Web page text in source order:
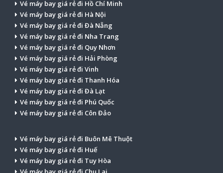
Vé máy bay giá rẻ đi Hồ Chí Minh
Vé máy bay giá rẻ đi Hà Nội
Vé máy bay giá rẻ đi Đà Nẵng
Vé máy bay giá rẻ đi Nha Trang
Vé máy bay giá rẻ đi Quy Nhơn
Vé máy bay giá rẻ đi Hải Phòng
Vé máy bay giá rẻ đi Vinh
Vé máy bay giá rẻ đi Thanh Hóa
Vé máy bay giá rẻ đi Đà Lạt
Vé máy bay giá rẻ đi Phú Quốc
Vé máy bay giá rẻ đi Côn Đảo
Vé máy bay giá rẻ đi Buôn Mê Thuột
Vé máy bay giá rẻ đi Huế
Vé máy bay giá rẻ đi Tuy Hòa